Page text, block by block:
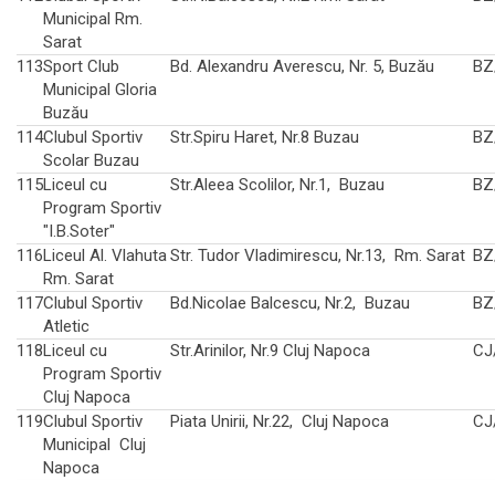
Municipal Rm.
Sarat
113Sport Club
Municipal Gloria
Buzău
Bd. Alexandru Averescu, Nr. 5, Buzău
114Clubul Sportiv
Scolar Buzau
Str.Spiru Haret, Nr.8 Buzau
115Liceul cu
Program Sportiv
"I.B.Soter"
Str.Aleea Scolilor, Nr.1, Buzau
116Liceul Al. Vlahuta
Rm. Sarat
Str. Tudor Vladimirescu, Nr.13, Rm. Sarat
117Clubul Sportiv
Atletic
Bd.Nicolae Balcescu, Nr.2, Buzau
118Liceul cu
Program Sportiv
Cluj Napoca
Str.Arinilor, Nr.9 Cluj Napoca
119Clubul Sportiv
Municipal Cluj
Napoca
Piata Unirii, Nr.22, Cluj Napoca